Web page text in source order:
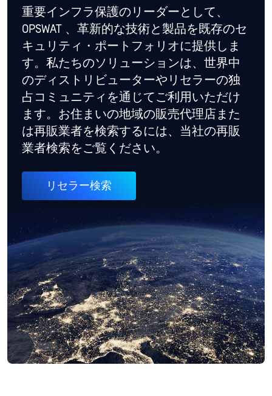
重要インフラ保護のリーダーとして、
OPSWAT 、革新的な技術と製品を既存のセ
キュリティ・ポートフォリオに提供しま
す。私たちのソリューションは、世界中
のディストリビューターやリセラーの独
占コミュニティを通じてご利用いただけ
ます。お住まいの地域の販売代理店また
は再販業者を検索するには、当社の再販
業者検索をご覧ください。
リセラー検索